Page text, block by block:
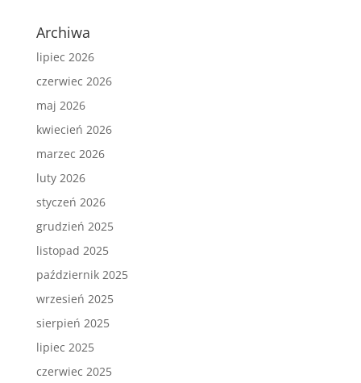
Archiwa
lipiec 2026
czerwiec 2026
maj 2026
kwiecień 2026
marzec 2026
luty 2026
styczeń 2026
grudzień 2025
listopad 2025
październik 2025
wrzesień 2025
sierpień 2025
lipiec 2025
czerwiec 2025